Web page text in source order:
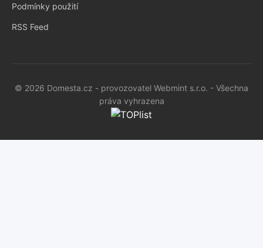
Podmínky použití
RSS Feed
© 2026 Domesta.cz - provozovatel Webmint s.r.o. - Všechna
práva vyhrazena